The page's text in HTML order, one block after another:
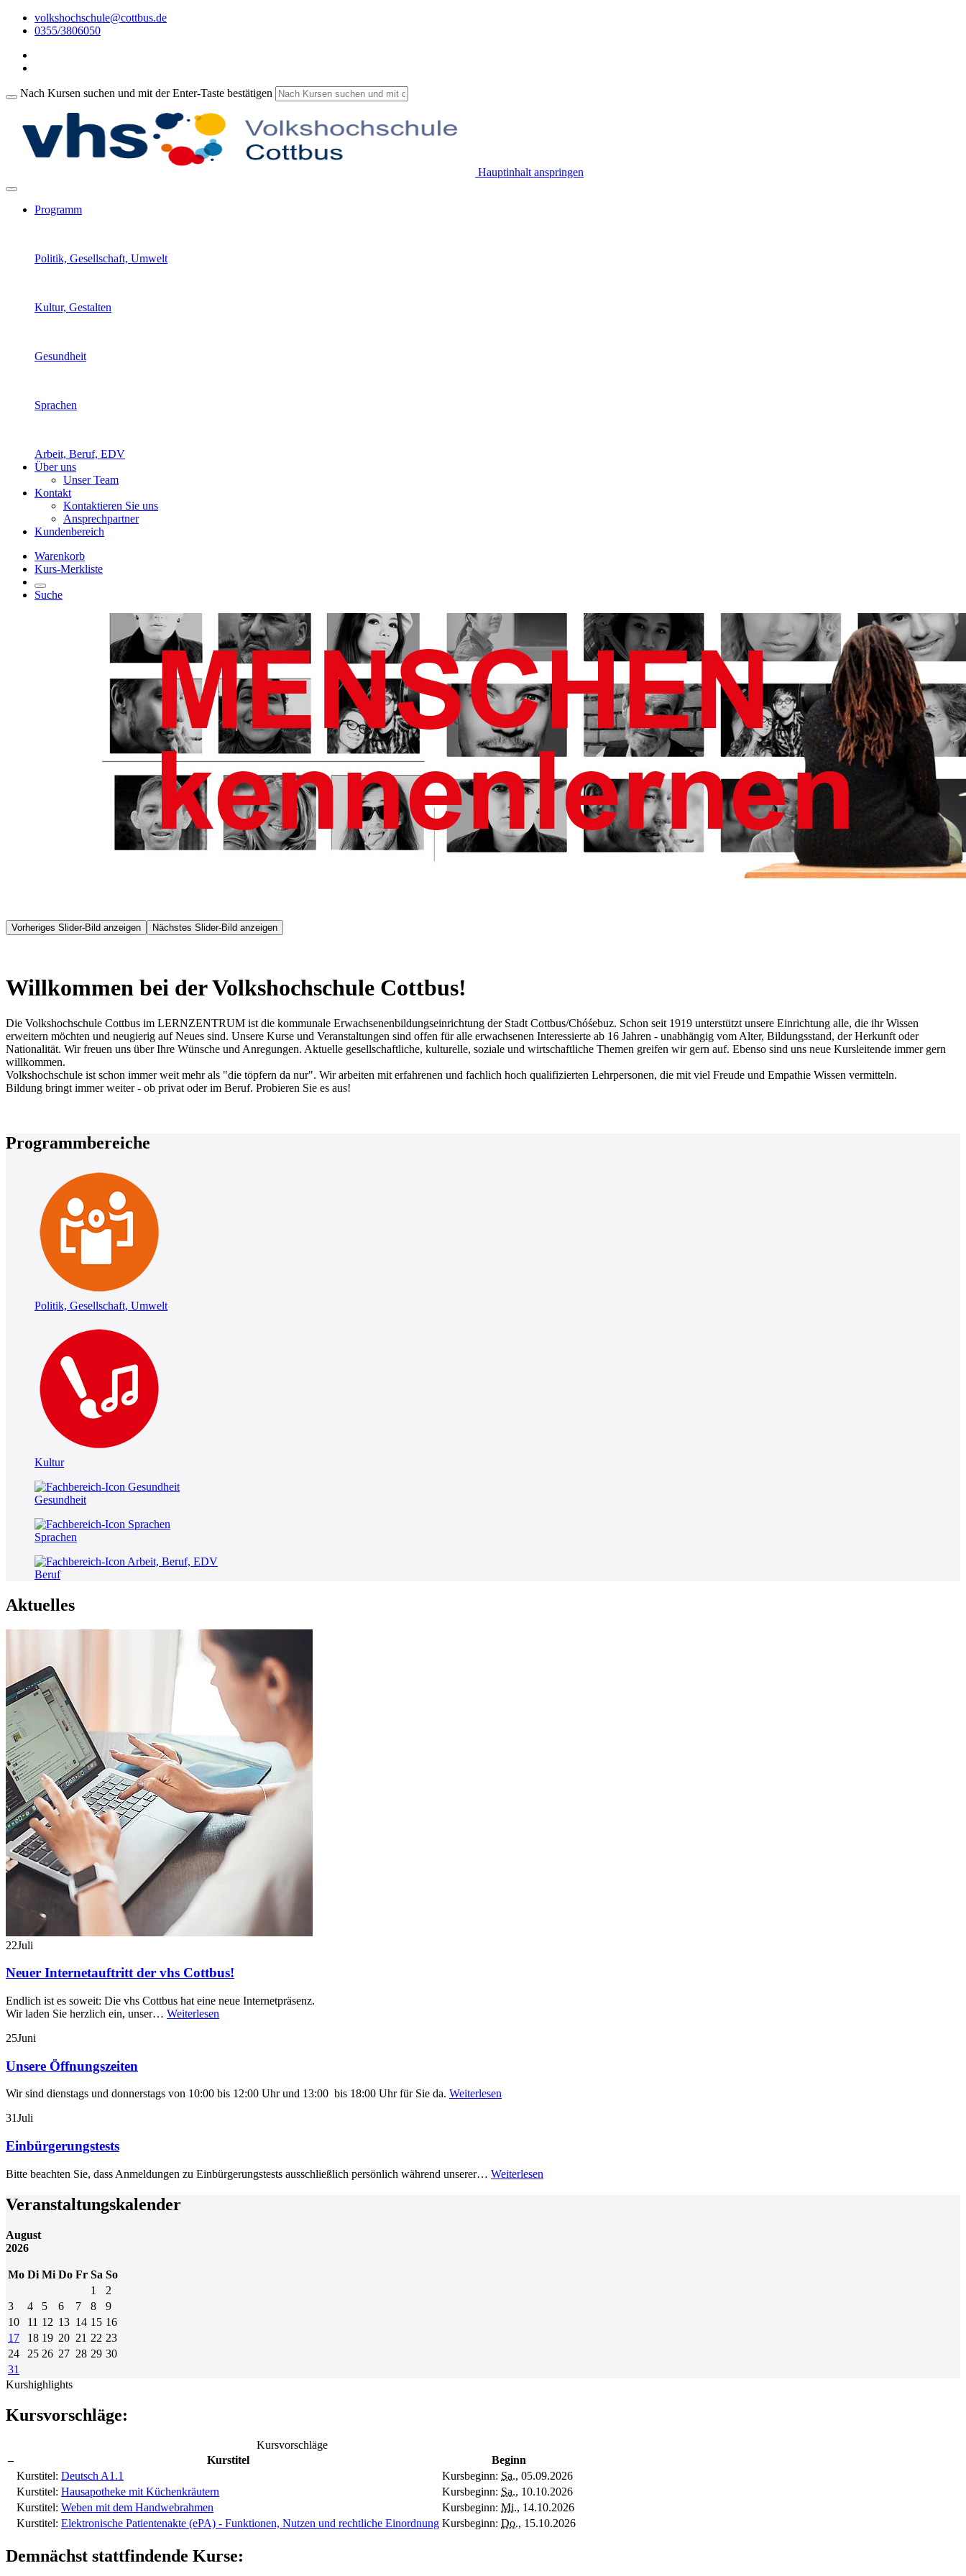
volkshochschule@cottbus.de
0355/3806050
Nach Kursen suchen und mit der Enter-Taste bestätigen
Hauptinhalt anspringen
Programm
Politik, Gesellschaft, Umwelt
Kultur, Gestalten
Gesundheit
Sprachen
Arbeit, Beruf, EDV
Über uns
Unser Team
Kontakt
Kontaktieren Sie uns
Ansprechpartner
Kundenbereich
Warenkorb
Kurs-Merkliste
Suche
Vorheriges Slider-Bild anzeigen Nächstes Slider-Bild anzeigen
Willkommen bei der Volkshochschule Cottbus!
Die Volkshochschule Cottbus im LERNZENTRUM ist die kommunale Erwachsenenbildungseinrichtung der Stadt Cottbus/Chóśebuz. Schon seit 1919 unterstützt unsere Einrichtung alle, die ihr Wissen
erweitern möchten und neugierig auf Neues sind. Unsere Kurse und Veranstaltungen sind offen für alle erwachsenen Interessierte ab 16 Jahren - unabhängig vom Alter, Bildungsstand, der Herkunft oder
Nationalität. Wir freuen uns über Ihre Wünsche und Anregungen. Aktuelle gesellschaftliche, kulturelle, soziale und wirtschaftliche Themen greifen wir gern auf. Ebenso sind uns neue Kursleitende immer gern
willkommen.
Volkshochschule ist schon immer weit mehr als "die töpfern da nur". Wir arbeiten mit erfahrenen und fachlich hoch qualifizierten Lehrpersonen, die mit viel Freude und Empathie Wissen vermitteln.
Bildung bringt immer weiter - ob privat oder im Beruf. Probieren Sie es aus!
Programmbereiche
Politik, Gesellschaft, Umwelt
Kultur
Gesundheit
Sprachen
Beruf
Aktuelles
22Juli
Neuer Internetauftritt der vhs Cottbus!
Endlich ist es soweit: Die vhs Cottbus hat eine neue Internetpräsenz.
Wir laden Sie herzlich ein, unser… Weiterlesen
25Juni
Unsere Öffnungszeiten
Wir sind dienstags und donnerstags von 10:00 bis 12:00 Uhr und 13:00 bis 18:00 Uhr für Sie da. Weiterlesen
31Juli
Einbürgerungstests
Bitte beachten Sie, dass Anmeldungen zu Einbürgerungstests ausschließlich persönlich während unserer… Weiterlesen
Veranstaltungskalender
August
2026
Mo Di Mi Do Fr Sa So
1
2
3
4 5 6 7 8
9
10
11 12 13 14 15 16
17
18 19 20 21 22 23
24
25 26 27 28 29 30
31
Kurshighlights
Kursvorschläge:
Kursvorschläge
–
Kurstitel
Beginn
Kurstitel: Deutsch A1.1 Kursbeginn: Sa., 05.09.2026
Kurstitel: Hausapotheke mit Küchenkräutern Kursbeginn: Sa., 10.10.2026
Kurstitel: Weben mit dem Handwebrahmen Kursbeginn: Mi., 14.10.2026
Kurstitel: Elektronische Patientenakte (ePA) - Funktionen, Nutzen und rechtliche Einordnung Kursbeginn: Do., 15.10.2026
Demnächst stattfindende Kurse: